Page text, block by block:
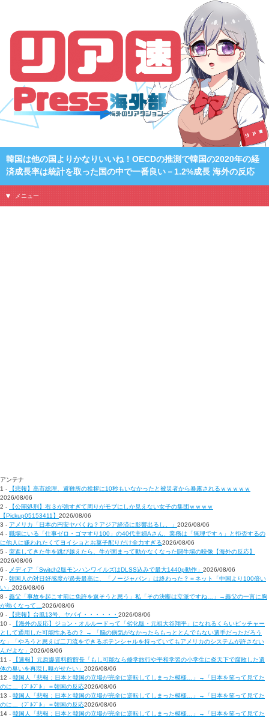
韓国は他の国よりかなりいいね！OECDの推測で韓国の2020年の経
済成長率は統計を取った国の中で一番良い－1.2%成長 海外の反応
メニュー
アンテナ
1 -
【悲報】高市総理、避難所の挨拶に10秒もいなかったと被災者から暴露されるｗｗｗｗｗ
2026/08/06
2 -
【公開処刑】右３が強すぎて周りがモブにしか見えない女子の集団ｗｗｗｗ
【Pickup05153411】 2026/08/06
3 - アメリカ「日本の円安ヤバくね？アジア経済に影響出るし。」 2026/08/06
4 - 職場にいる「仕事ゼロ・ゴマすり100」の40代主婦Aさん、業務は「無理ですぅ」と拒否するの
に他人に嫌われたくてヨイショとお菓子配りだけ全力すぎる2026/08/06
5 - 突進してきた牛を跳び越えたら、牛が固まって動かなくなった闘牛場の映像【海外の反応】
2026/08/06
6 - メディア「Switch2版モンハンワイルズはDLSS込みで最大1440p動作」 2026/08/06
7 - 韓国人の対日好感度が過去最高に、「ノージャパン」は終わった？＝ネット「中国より100倍い
い」 2026/08/06
8 - 義父「事故を起こす前に免許を返そうと思う」私「その決断は立派ですね…」→義父の一言に胸
が熱くなって…2026/08/06
9 -
【悲報】台風13号、ヤバイ・・・・・・ 2026/08/06
10 -
【海外の反応】ジョン・オルルードって「劣化版・元祖大谷翔平」になれるくらいピッチャー
として通用した可能性あるの？ → 「脳の病気がなかったらもっととんでもない選手だっただろう
な」「やろうと思えば二刀流をできるポテンシャルを持っていてもアメリカのシステムが許さない
んだよな」 2026/08/06
11 -
【速報】元原爆資料館館長「もし可能なら修学旅行や平和学習の小学生に炎天下で腐敗した遺
体の臭いを再現し嗅がせたい」 2026/08/06
12 - 韓国人「悲報：日本と韓国の立場が完全に逆転してしまった模様…」→「日本を笑って見てた
のに…（ﾌﾞﾙﾌﾞﾙ」＝韓国の反応2026/08/06
13 - 韓国人「悲報：日本と韓国の立場が完全に逆転してしまった模様…」→「日本を笑って見てた
のに…（ﾌﾞﾙﾌﾞﾙ」＝韓国の反応2026/08/06
14 - 韓国人「悲報：日本と韓国の立場が完全に逆転してしまった模様…」→「日本を笑って見てた